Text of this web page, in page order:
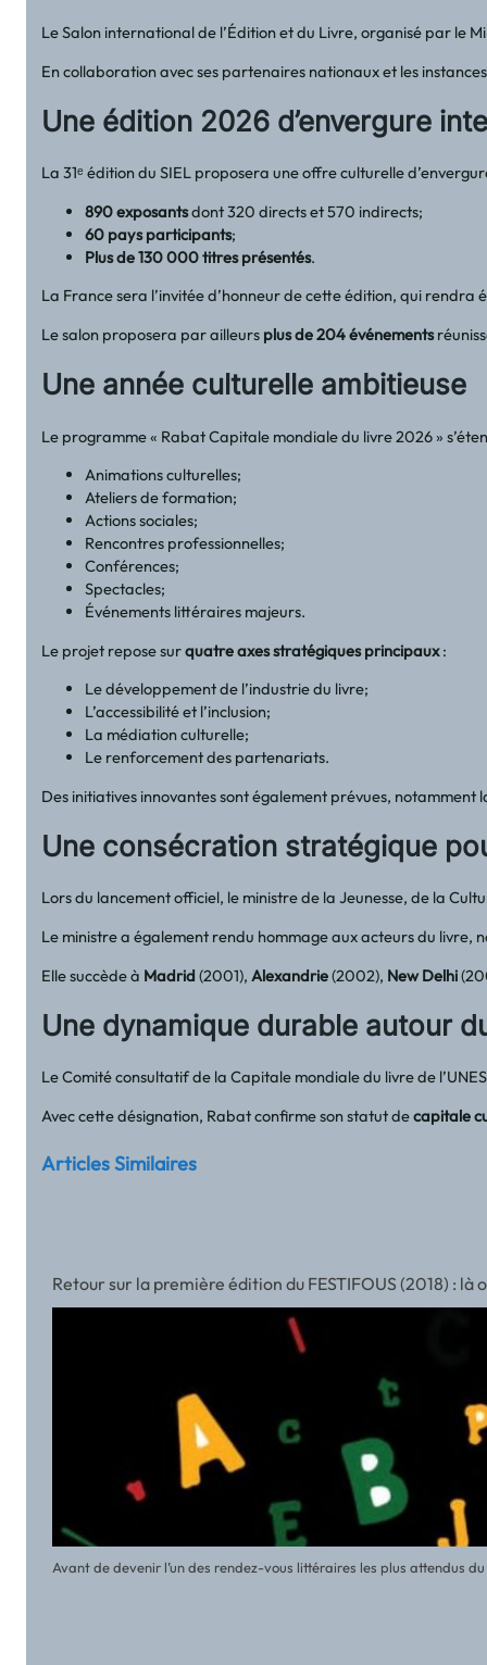
Le Salon international de l’Édition et du Livre, organisé par le
En collaboration avec ses partenaires nationaux et les
Une édition 2026 d’envergure
La 31ᵉ édition du SIEL proposera une offre culturelle
890 exposantsdont 320 directs et 570 indirects;
60 pays participants;
Plus de 130 000 titres présentés.
La France sera l’invitée d’honneur de cette édition, qui rendra
Le salon proposera par ailleurs plus de 204 événements
Une année culturelle ambitieuse
Le programme « Rabat Capitale mondiale du livre 2026 »
Animations culturelles;
Ateliers de formation;
Actions sociales;
Rencontres professionnelles;
Conférences;
Spectacles;
Événements littéraires majeurs.
Le projet repose surquatre axes stratégiques principaux:
Le développement de l’industrie du livre;
L’accessibilité et l’inclusion;
La médiation culturelle;
Le renforcement des partenariats.
Des initiatives innovantes sont également prévues, notamment
Une consécration stratégique
Lors du lancement officiel, le ministre de la Jeunesse, de la
Le ministre a également rendu hommage aux acteurs du livre,
Elle succède à Madrid(2001), Alexandrie(2002), New Delhi
Une dynamique durable autour
Le Comité consultatif de la Capitale mondiale du livre de
Avec cette désignation, Rabat confirme son statut decapitale
Articles Similaires
Retour sur la première édition du FESTIFOUS (2018) :
Avant de devenir l’un des rendez-vous littéraires les plus attendus